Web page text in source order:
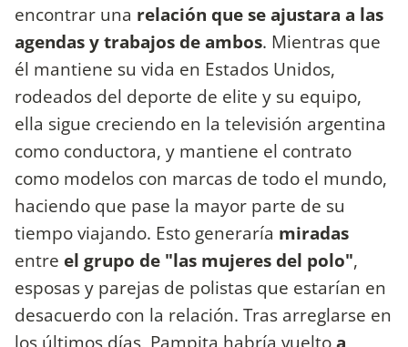
encontrar una relación que se ajustara a las
agendas y trabajos de ambos. Mientras que
él mantiene su vida en Estados Unidos,
rodeados del deporte de elite y su equipo,
ella sigue creciendo en la televisión argentina
como conductora, y mantiene el contrato
como modelos con marcas de todo el mundo,
haciendo que pase la mayor parte de su
tiempo viajando. Esto generaría miradas
entre el grupo de "las mujeres del polo",
esposas y parejas de polistas que estarían en
desacuerdo con la relación. Tras arreglarse en
los últimos días, Pampita habría vueltoa